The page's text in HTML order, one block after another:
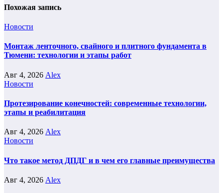
Похожая запись
Новости
Монтаж ленточного, свайного и плитного фундамента в
Тюмени: технологии и этапы работ
Авг 4, 2026 Alex
Новости
Протезирование конечностей: современные технологии,
этапы и реабилитация
Авг 4, 2026 Alex
Новости
Что такое метод ДПДГ и в чем его главные преимущества
Авг 4, 2026 Alex